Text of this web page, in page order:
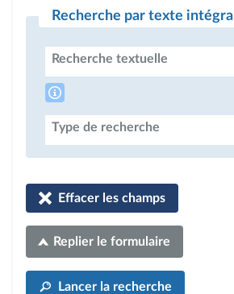
Recherche par texte intégral
Recherche textuelle
Type de recherche
Effacer les champs
Replier le formulaire
Lancer la recherche